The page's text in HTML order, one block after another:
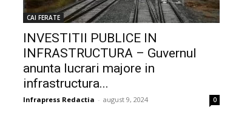
CAI FERATE
INVESTITII PUBLICE IN
INFRASTRUCTURA – Guvernul
anunta lucrari majore in
infrastructura...
Infrapress Redactia - august 9, 2024 0